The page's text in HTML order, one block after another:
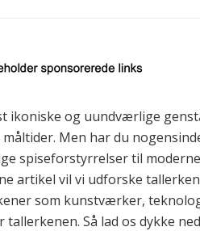
ikoniske og uundværlige
Men har du
spiseforstyrrelser til
artikel vil vi udforske
som kunstværker,
Så lad os dykke